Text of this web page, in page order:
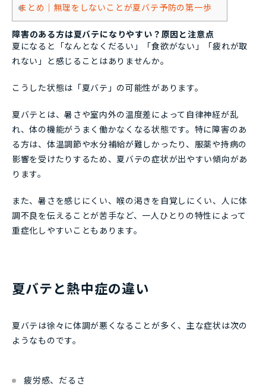
まとめ｜無理をしないことが夏バテ予防の第一歩
障害のある方は夏バテになりやすい？原因と注意点
夏になると「なんとなくだるい」「食欲がない」「疲れが取
れない」と感じることはありませんか。
こうした状態は「夏バテ」の可能性があります。
夏バテとは、暑さや室内外の温度差によって自律神経が乱
れ、体の機能がうまく働かなくなる状態です。特に障害のあ
る方は、体温調節や水分補給が難しかったり、服薬や持病の
影響を受けたりするため、夏バテの症状が出やすい傾向があ
ります。
また、暑さを感じにくい、喉の渇きを自覚しにくい、人に体
調不良を伝えることが苦手など、一人ひとりの特性によって
重症化しやすいこともあります。
夏バテと熱中症の違い
夏バテは徐々に体調が悪くなることが多く、主な症状は次の
ようなものです。
疲労感、だるさ